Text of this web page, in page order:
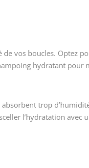
vos boucles. Optez
hydratant pour
absorbent trop
l’hydratation avec